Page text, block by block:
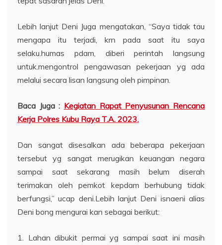
Lebih lanjut Deni Juga mengatakan, “Saya tidak tau
mengapa itu terjadi, krn pada saat itu saya
selaku.humas pdam, diberi perintah langsung
untuk.mengontrol pengawasan pekerjaan yg ada
melalui secara lisan langsung oleh pimpinan.
Baca Juga : Kegiatan Rapat Penyusunan Rencana
Kerja Polres Kubu Raya T.A. 2023.
Dan sangat disesalkan ada beberapa pekerjaan
tersebut yg sangat merugikan keuangan negara
sampai saat sekarang masih belum diserah
terimakan oleh pemkot kepdam berhubung tidak
berfungsi,” ucap deni.Lebih lanjut Deni isnaeni alias
Deni bong mengurai kan sebagai berikut:
1. Lahan dibukit permai yg sampai saat ini masih